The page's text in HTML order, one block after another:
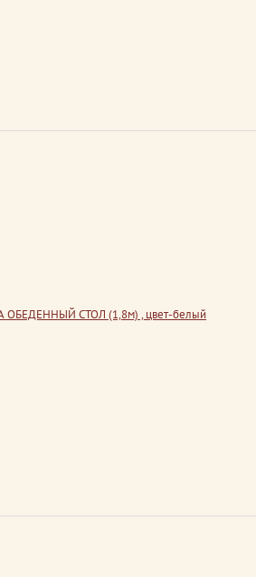
ОБЕДЕННЫЙ СТОЛ (1,8м) , цвет-белый